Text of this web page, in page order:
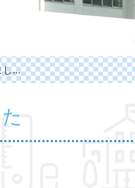
し…